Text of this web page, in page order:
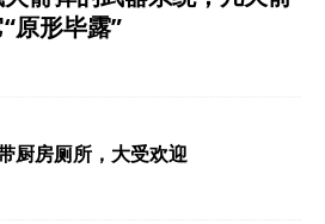
原形毕露”
厨房厕所，大受欢迎